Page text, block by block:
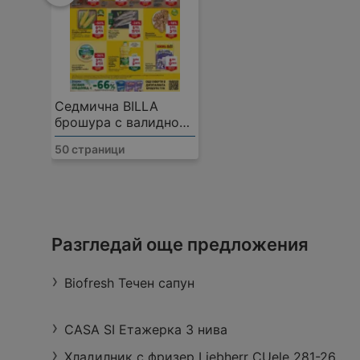
Седмична BILLA
брошура с валидност
до 12.08.2026
50 страници
М. Декилиташ - Гп I- 6 при, км. 195 +
2070 Пирдоп
Работно време:
Разгледай още предложения
Biofresh Течен сапун
CASA SI Етажерка 3 нива
Хладилник с фризер Liebherr CUele 281-26 ,